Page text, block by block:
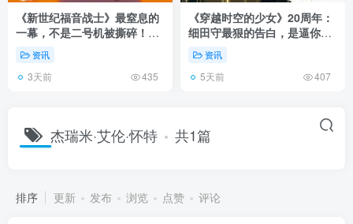
《新世纪福音战士》最窒息的
一幕，不是二号机被撕碎！而
是明日香发现母亲遗体！
资讯
3天前 435
《穿越时空的少女》20周年：
细田守最狠的告白，是逼你承
认有些夏天回不去了！
资讯
5天前 407
杰瑞米·艾伦·怀特 共1篇
排序 更新 发布 浏览 点赞 评论